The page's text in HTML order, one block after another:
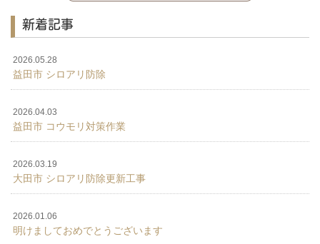
新着記事
2026.05.28
益田市 シロアリ防除
2026.04.03
益田市 コウモリ対策作業
2026.03.19
大田市 シロアリ防除更新工事
2026.01.06
明けましておめでとうございます